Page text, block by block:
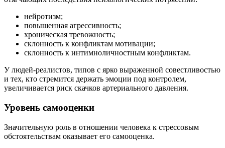
нейротизм;
повышенная агрессивность;
хроническая тревожность;
склонность к конфликтам мотивации;
склонность к интимноличностным конфликтам.
У людей-реалистов, типов с ярко выраженной совестливостью
и тех, кто стремится держать эмоции под контролем,
увеличивается риск скачков артериального давления.
Уровень самооценки
Значительную роль в отношении человека к стрессовым
обстоятельствам оказывает его самооценка.